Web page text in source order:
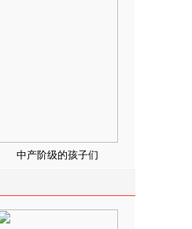
中产阶级的孩子们